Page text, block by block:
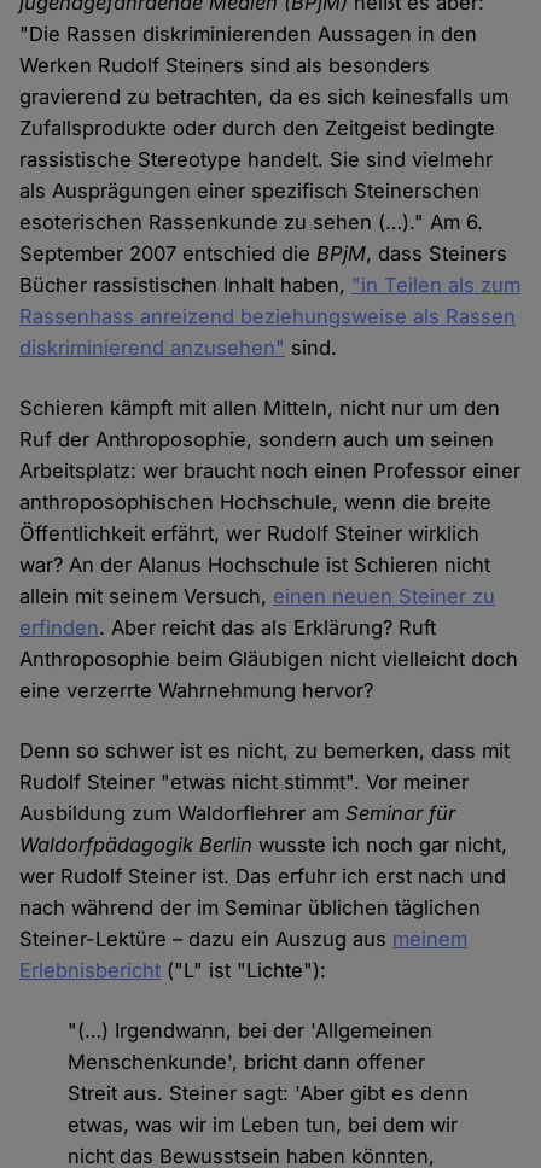
"Die Rassen diskriminierenden Aussagen in den
Werken Rudolf Steiners sind als besonders
gravierend zu betrachten, da es sich keinesfalls um
Zufallsprodukte oder durch den Zeitgeist bedingte
rassistische Stereotype handelt. Sie sind vielmehr
als Ausprägungen einer spezifisch Steinerschen
esoterischen Rassenkunde zu sehen (…)." Am 6.
September 2007 entschied dieBPjM, dass Steiners
Bücher rassistischen Inhalt haben, "in Teilen als zum
Rassenhass anreizend beziehungsweise als Rassen
diskriminierend anzusehen" sind.
Schieren kämpft mit allen Mitteln, nicht nur um den
Ruf der Anthroposophie, sondern auch um seinen
Arbeitsplatz: wer braucht noch einen Professor einer
anthroposophischen Hochschule, wenn die breite
Öffentlichkeit erfährt, wer Rudolf Steiner wirklich
war? An der Alanus Hochschule ist Schieren nicht
allein mit seinem Versuch, einen neuen Steiner zu
erfinden. Aber reicht das als Erklärung? Ruft
Anthroposophie beim Gläubigen nicht vielleicht doch
eine verzerrte Wahrnehmung hervor?
Denn so schwer ist es nicht, zu bemerken, dass mit
Rudolf Steiner "etwas nicht stimmt". Vor meiner
Ausbildung zum Waldorflehrer amSeminar für
Waldorfpädagogik Berlin wusste ich noch gar nicht,
wer Rudolf Steiner ist. Das erfuhr ich erst nach und
nach während der im Seminar üblichen täglichen
Steiner-Lektüre – dazu ein Auszug aus meinem
Erlebnisbericht ("L" ist "Lichte"):
"(…) Irgendwann, bei der 'Allgemeinen
Menschenkunde', bricht dann offener
Streit aus. Steiner sagt: 'Aber gibt es denn
etwas, was wir im Leben tun, bei dem wir
nicht das Bewusstsein haben könnten,